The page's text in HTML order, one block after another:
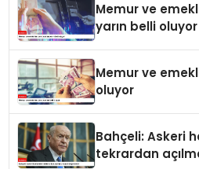
Memur ve
yarın belli oluyor
Memur ve
oluyor
Bahçeli: Askeri
tekrardan